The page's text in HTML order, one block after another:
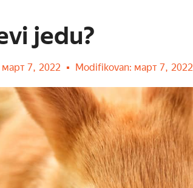
jedu?
март 7, 2022 Modifikovan: март 7, 2022